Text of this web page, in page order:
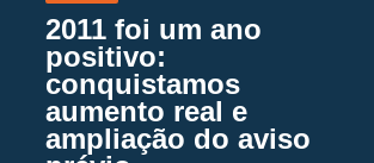
2011 foi um ano
positivo:
conquistamos
aumento real e
ampliação do aviso